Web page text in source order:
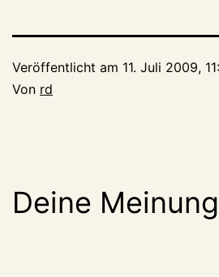
Veröffentlicht am 11. Juli 2009,
Von rd
Deine